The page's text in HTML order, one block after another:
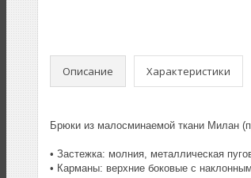
Описание Характеристики
Брюки из малосминаемой ткани Милан
• Застежка: молния, металлическая
• Карманы: верхние боковые с